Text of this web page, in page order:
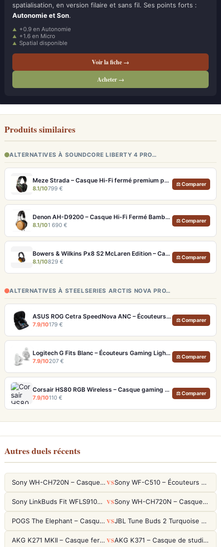
spatialisation, en version filaire et sans fil. Ses points forts :
Autonomie et Son.
+0.9 en Autonomie
+1.6 en Micro
Spatial disponible
Voir la fiche →
Acheter →
Produits similaires
ALTERNATIVES À SOUNDCORE LIBERTY 4 PRO…
Meze Strada – Casque Hi-Fi fermé premium pour écoute immersive
8.1/10799 €
⚖ Comparer
Denon AH-D9200 – Casque Hi-Fi Fermé Bambou FreeEdge Portable
8.1/101 690 €
⚖ Comparer
Bowers & Wilkins Px8 S2 McLaren Edition – Casque ANC hi-fi luxe et son de référence
8.1/10829 €
⚖ Comparer
ALTERNATIVES À STEELSERIES ARCTIS NOVA PRO…
ASUS ROG Cetra SpeedNova ANC – Écouteurs Gaming Latence <40 ms 24 bits
7.9/10179 €
⚖ Comparer
Logitech G Fits Blanc – Écouteurs Gaming Lightform Moulage UV LIGHTSPEED
7.9/10207 €
⚖ Comparer
Corsair HS80 RGB Wireless – Casque gaming sans fil avec micro broadcast
7.9/10110 €
⚖ Comparer
Autres duels récents
Sony WH-CH720N – Casque ANC 35h, Ultra-léger (192g) avec Processeur V1 VS Sony WF-C510 – Écouteurs True Wireless compacts, autonomie 22h et multipoint
Sony LinkBuds Fit WFLS910NW Blanc – Écouteurs Sport Ailes ANC VS Sony WH-CH720N – Casque ANC 35h, Ultra-léger (192g) avec Processeur V1
POGS The Elephant – Casque Filaire Enfants 85dB POGS-Safe™ (Éco-Responsable) VS JBL Tune Buds 2 Turquoise – Écouteurs True Wireless avec ANC et autonomie 48h
AKG K271 MKII – Casque fermé studio fiable pour une écoute neutre VS AKG K371 – Casque de studio fermé 50mm titane, réponse 5Hz-50kHz